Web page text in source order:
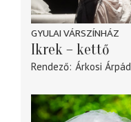
GYULAI VÁRSZÍNHÁZ
Ikrek – kettő
Rendező Árkosi Árpád